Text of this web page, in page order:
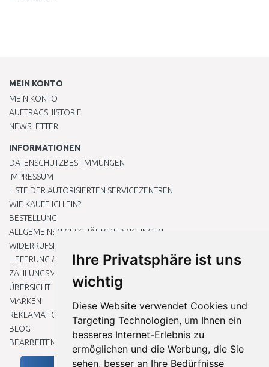
Ihre Privatsphäre ist uns
wichtig
Diese Website verwendet Cookies und
Targeting Technologien, um Ihnen ein
besseres Internet-Erlebnis zu
ermöglichen und die Werbung, die Sie
sehen, besser an Ihre Bedürfnisse
MEIN KONTO
MEIN KONTO
AUFTRAGSHISTORIE
NEWSLETTER
INFORMATIONEN
DATENSCHUTZBESTIMMUNGEN
IMPRESSUM
LISTE DER AUTORISIERTEN SERVICEZENTREN
WIE KAUFE ICH EIN?
BESTELLUNG
ALLGEMEINEN GESCHÄFTSBEDINGUNGEN
WIDERRUFSRECHT
LIEFERUNG & ZAHLUNG
ZAHLUNGSMETHODEN
ÜBERSICHT
MARKEN
REKLAMATIONEN UND RETOUREN
BLOG
BEARBEITEN SIE MEINE COOKIE-EINSTELLUNGEN